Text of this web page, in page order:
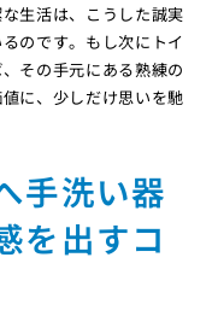
生活は、こうした誠実
のです。もし次にトイ
その手元にある熟練の
に、少しだけ思いを馳
手洗い器
を出すコ